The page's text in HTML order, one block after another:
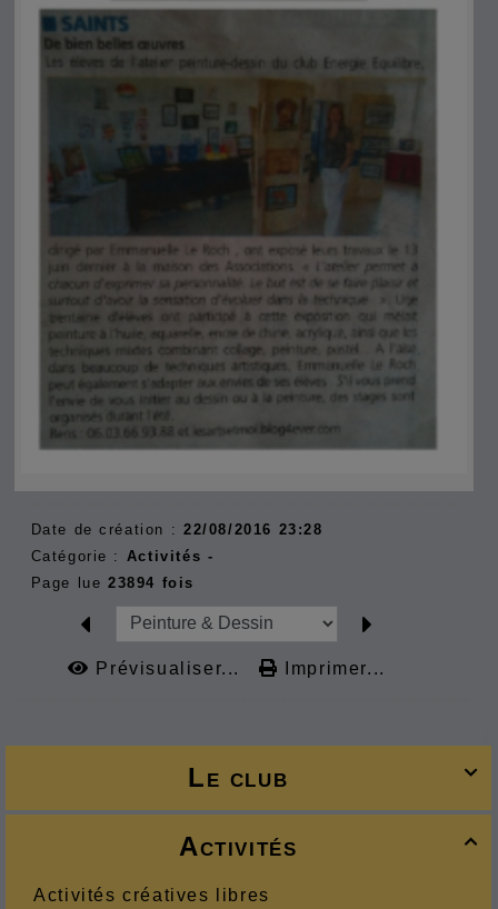

Le club

Activités
Activités créatives libres
Date de création : 22/08/2016 23:28
Catégorie : Activités -
Page lue 23894 fois
Prévisualiser... Imprimer...